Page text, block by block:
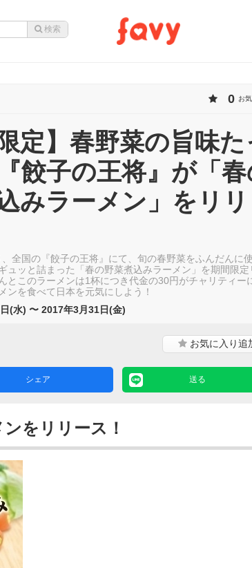
0 お
定】春野菜の旨味た
餃子の王将』が「春
みラーメン」をリリ
全国の『餃子の王将』にて、旬の春野菜をふんだんに
ュッと詰まった「春の野菜煮込みラーメン」を期間限定
とこのラーメンは1杯につき代金の30円がチャリティー
ンを食べて日本を元気にしよう！
(水) 〜 2017年3月31日(金)
お気に入り追
シェア 送る
をリリース！